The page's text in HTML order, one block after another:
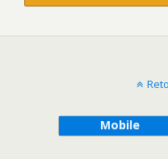
Mobile